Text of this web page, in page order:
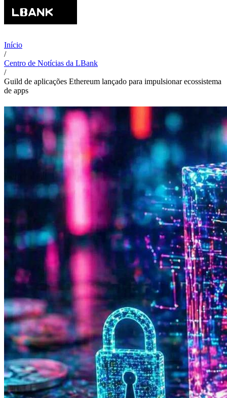
Início
/
Centro de Notícias da LBank
/
Guild de aplicações Ethereum lançado para impulsionar ecossistema
de apps